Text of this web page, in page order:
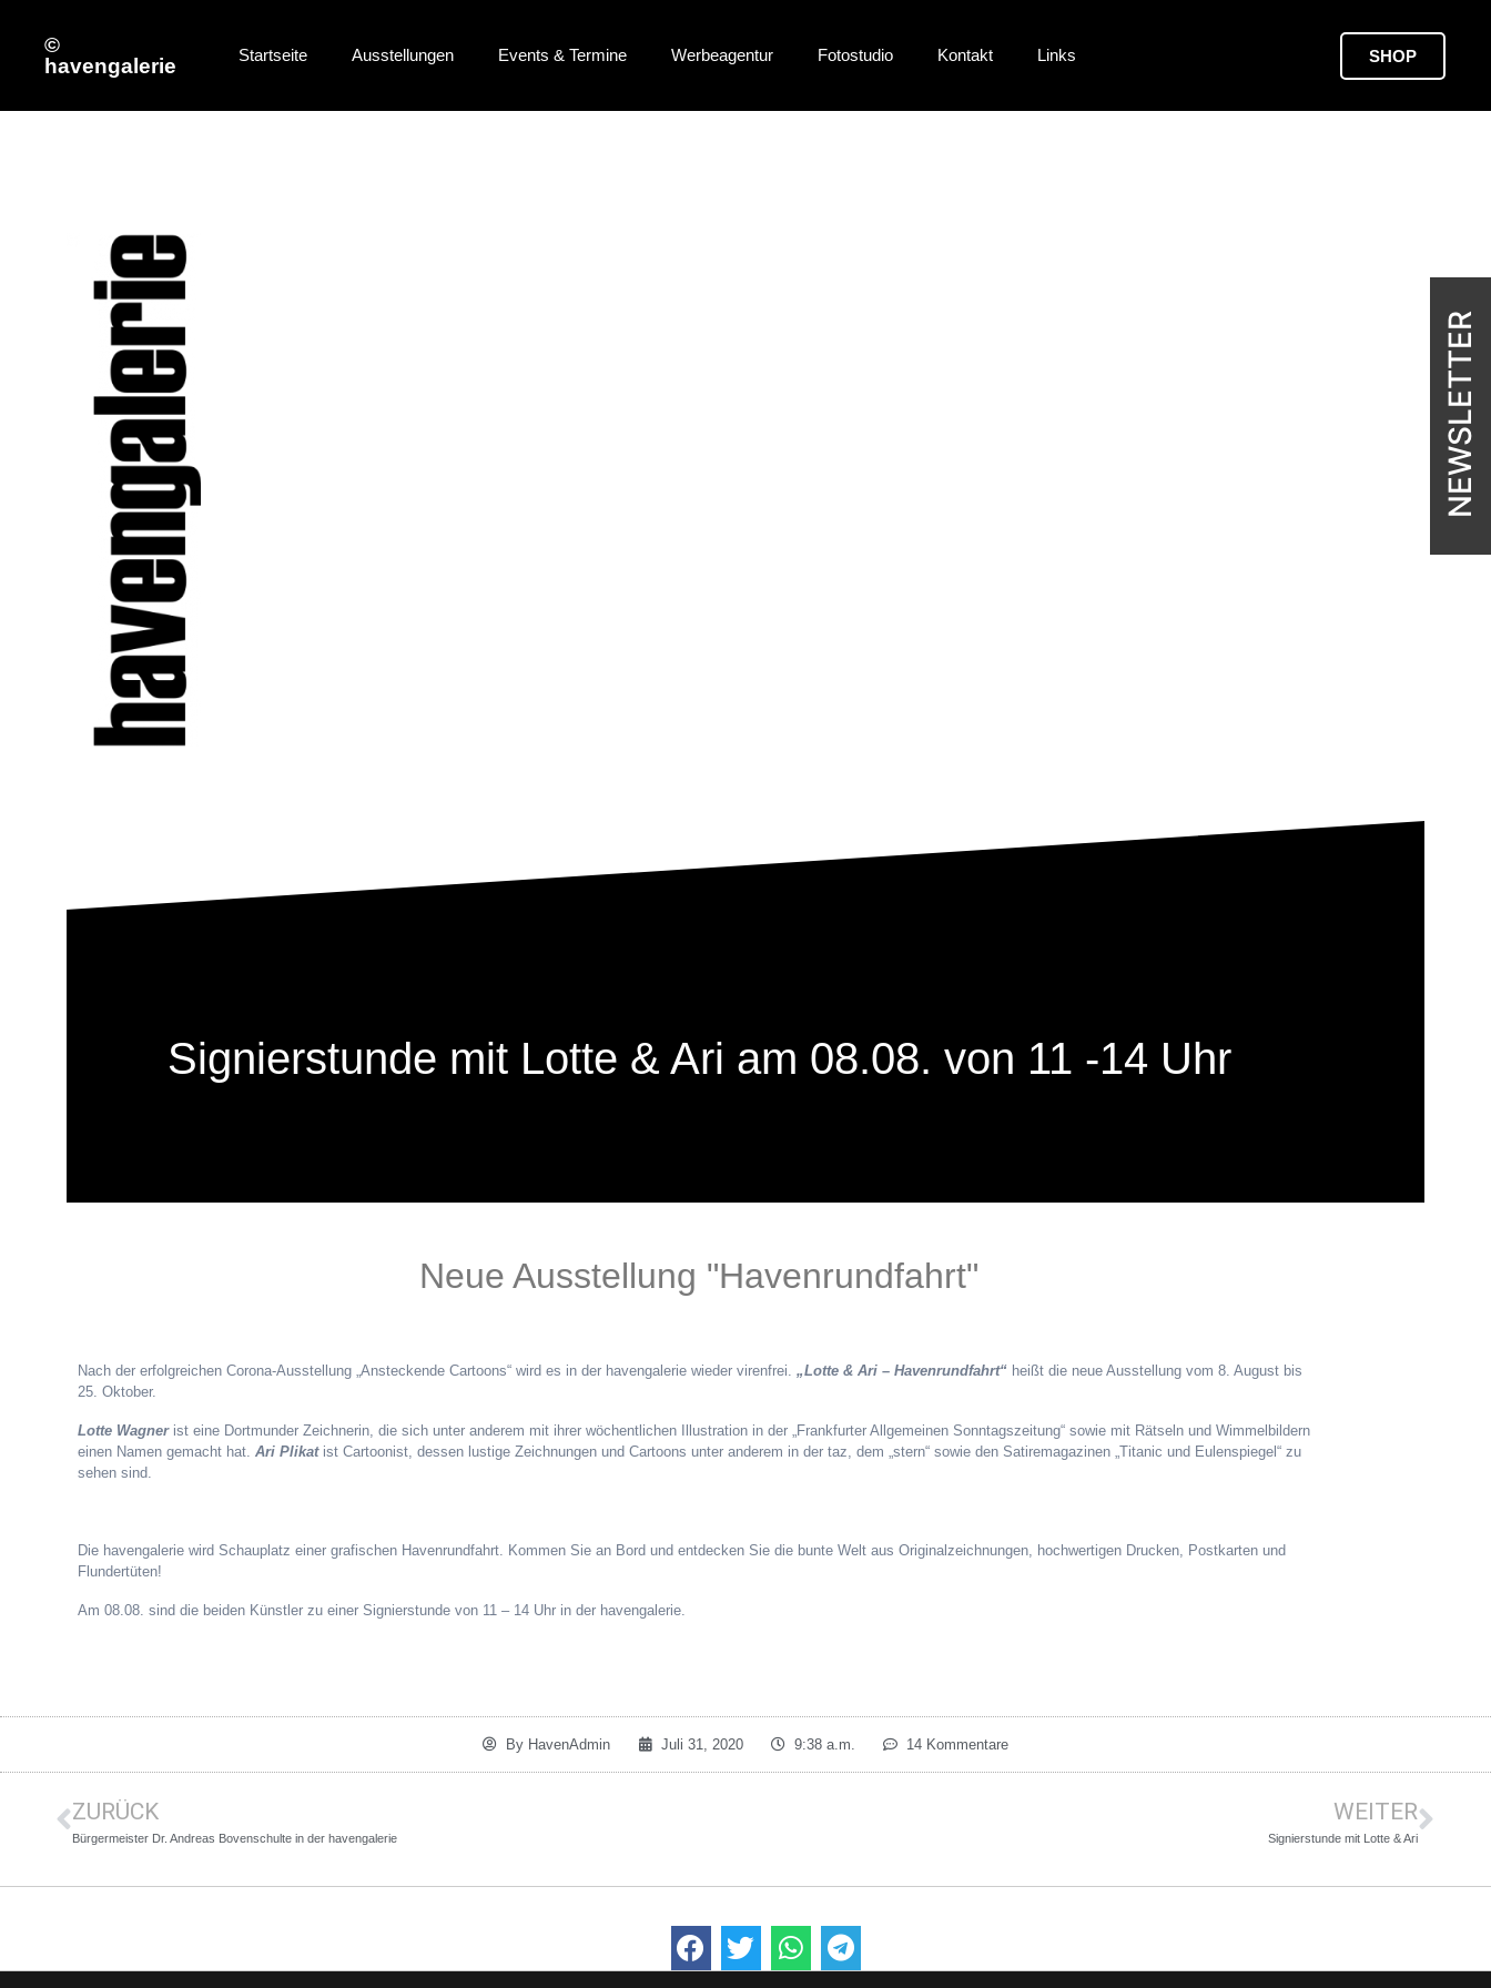
NEWSLETTER
©
havengalerie
Startseite Ausstellungen Events & Termine Werbeagentur Fotostudio Kontakt Links SHOP
Signierstunde mit Lotte & Ari am 08.08. von 11 -14 Uhr
Neue Ausstellung "Havenrundfahrt"
Nach der erfolgreichen Corona-Ausstellung „Ansteckende Cartoons“ wird es in der havengalerie wieder virenfrei. „Lotte & Ari – Havenrundfahrt“ heißt die neue Ausstellung vom 8. August bis
25. Oktober.
Lotte Wagner ist eine Dortmunder Zeichnerin, die sich unter anderem mit ihrer wöchentlichen Illustration in der „Frankfurter Allgemeinen Sonntagszeitung“ sowie mit Rätseln und Wimmelbildern
einen Namen gemacht hat. Ari Plikatist Cartoonist, dessen lustige Zeichnungen und Cartoons unter anderem in der taz, dem „stern“ sowie den Satiremagazinen „Titanic und Eulenspiegel“ zu
sehen sind.
Die havengalerie wird Schauplatz einer grafischen Havenrundfahrt. Kommen Sie an Bord und entdecken Sie die bunte Welt aus Originalzeichnungen, hochwertigen Drucken, Postkarten und
Flundertüten!
Am 08.08. sind die beiden Künstler zu einer Signierstunde von 11 – 14 Uhr in der havengalerie.
By HavenAdmin Juli 31, 2020 9:38 a.m. 14 Kommentare
ZURÜCK
Bürgermeister Dr. Andreas Bovenschulte in der havengalerie
WEITER
Signierstunde mit Lotte & Ari